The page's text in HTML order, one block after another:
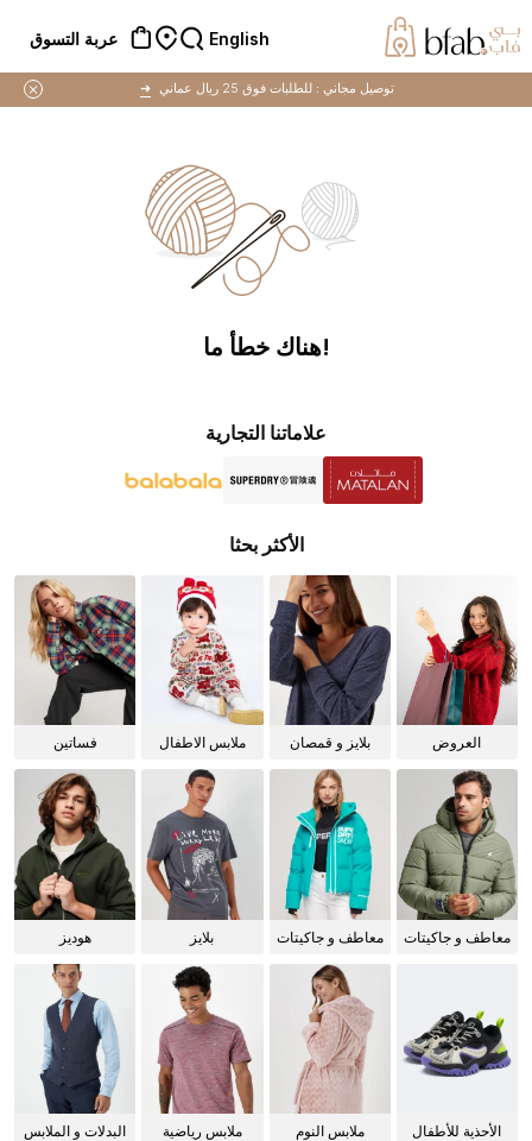
English عربة التسوق
توصيل مجاني : للطلبات فوق 25 ريال عماني ➜
!هناك خطأ ما
علاماتنا التجارية
الأكثر بحثا
العروض
بلايز و قمصان
ملابس الاطفال فساتين
معاطف و جاكيتات
معاطف و جاكيتات
بلايز هوديز
الأحذية للأطفال
ملابس النوم
ملابس رياضية
البدلات و الملابس